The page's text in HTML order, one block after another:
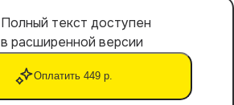
Полный текст доступен
в расширенной версии
Оплатить 449 р.